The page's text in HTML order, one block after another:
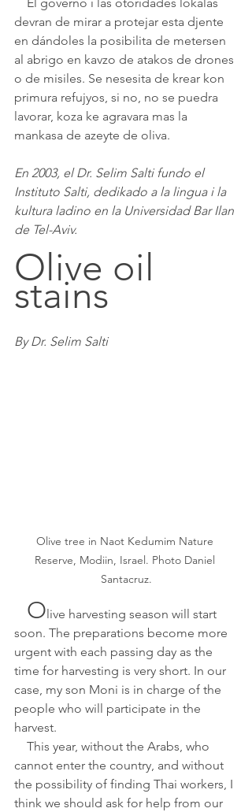
devran de mirar a protejar esta djente
en dándoles la posibilita de metersen
al abrigo en kavzo de atakos de drones
o de misiles. Se nesesita de krear kon
primura refujyos, si no, no se puedra
lavorar, koza ke agravara mas la
mankasa de azeyte de oliva.
En 2003, el Dr. Selim Salti fundo el
Instituto Salti, dedikado a la lingua i la
kultura ladino en la Universidad Bar Ilan
de Tel-Aviv.
Olive oil
stains
By Dr. Selim Salti
Olive tree in Naot Kedumim Nature
Reserve, Modiin, Israel. Photo Daniel
Santacruz.
O live harvesting season will start
soon. The preparations become more
urgent with each passing day as the
time for harvesting is very short. In our
case, my son Moni is in charge of the
people who will participate in the
harvest.
cannot enter the country, and without
the possibility of finding Thai workers, I
think we should ask for help from our